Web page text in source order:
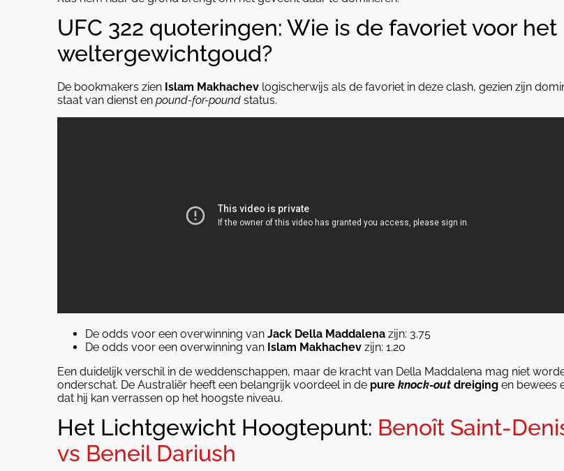
UFC 322 quoteringen: Wie is de favoriet voor het
weltergewichtgoud?
De bookmakers zien Islam Makhachev logischerwijs als de favoriet in deze clash, gezien zijn
staat van dienst en pound-for-pound status.
De odds voor een overwinning van Jack Della Maddalena zijn: 3.75
De odds voor een overwinning van Islam Makhachev zijn: 1.20
Een duidelijk verschil in de weddenschappen, maar de kracht van Della Maddalena mag niet
onderschat. De Australiër heeft een belangrijk voordeel in de pure knock-out dreiging en bewees
dat hij kan verrassen op het hoogste niveau.
Het Lichtgewicht Hoogtepunt: Benoît Saint-
vs Beneil Dariush